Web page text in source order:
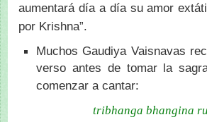
aumentará día a día su amor
por Krishna”.
Muchos Gaudiya Vaisnavas
verso antes de tomar la
comenzar a cantar:
tribhanga bhangina